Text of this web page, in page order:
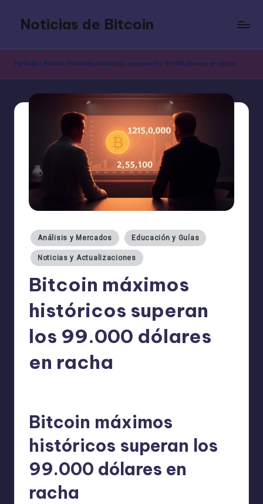
contenido
Noticias de Bitcoin
Portada » Bitcoin máximos históricos superan los 99.000 dólares en racha
Publicado
en
Análisis y Mercados Educación y Guías
Noticias y Actualizaciones
Bitcoin máximos
históricos superan
los 99.000 dólares
en racha
Bitcoin máximos
históricos superan los
99.000 dólares en
racha